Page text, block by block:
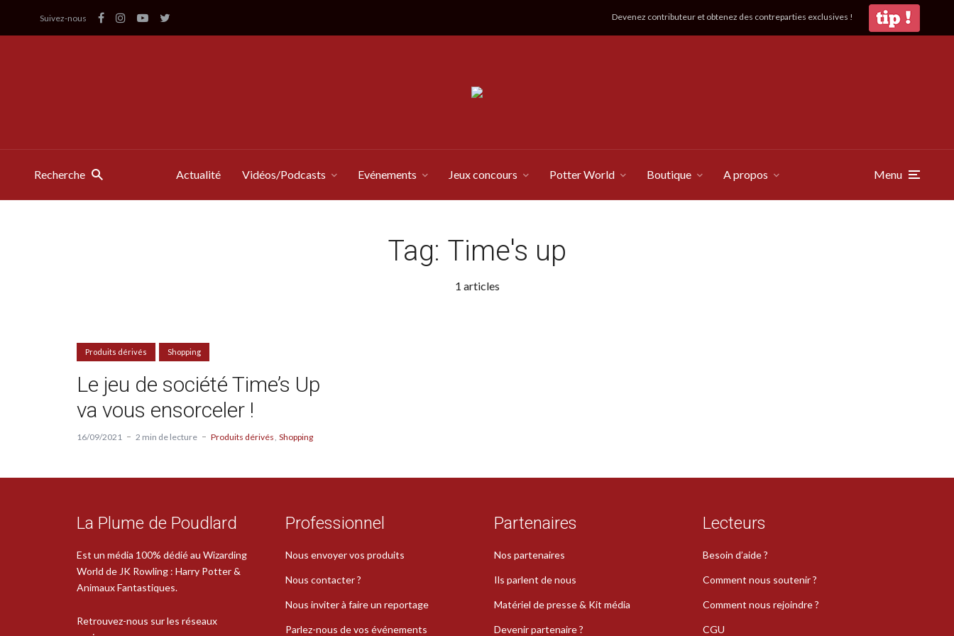
Suivez-nous Devenez contributeur et obtenez des contreparties exclusives !
Recherche Actualité Vidéos/Podcasts Evénements Jeux concours Potter World Boutique A propos Menu
Tag: Time's up
1 articles
Produits dérivés Shopping
Le jeu de société Time’s Up
va vous ensorceler !
16/09/2021 2 min de lecture Produits dérivés Shopping
La Plume de Poudlard
Est un média 100% dédié au Wizarding
World de JK Rowling : Harry Potter &
Animaux Fantastiques.
Retrouvez-nous sur les réseaux
Professionnel
Nous envoyer vos produits
Nous contacter ?
Nous inviter à faire un reportage
Parlez-nous de vos événements
Partenaires
Nos partenaires
Ils parlent de nous
Matériel de presse & Kit média
Devenir partenaire ?
Lecteurs
Besoin d’aide ?
Comment nous soutenir ?
Comment nous rejoindre ?
CGU